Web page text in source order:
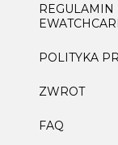
REGULAMIN
POLITYKA
ZWROT
FAQ